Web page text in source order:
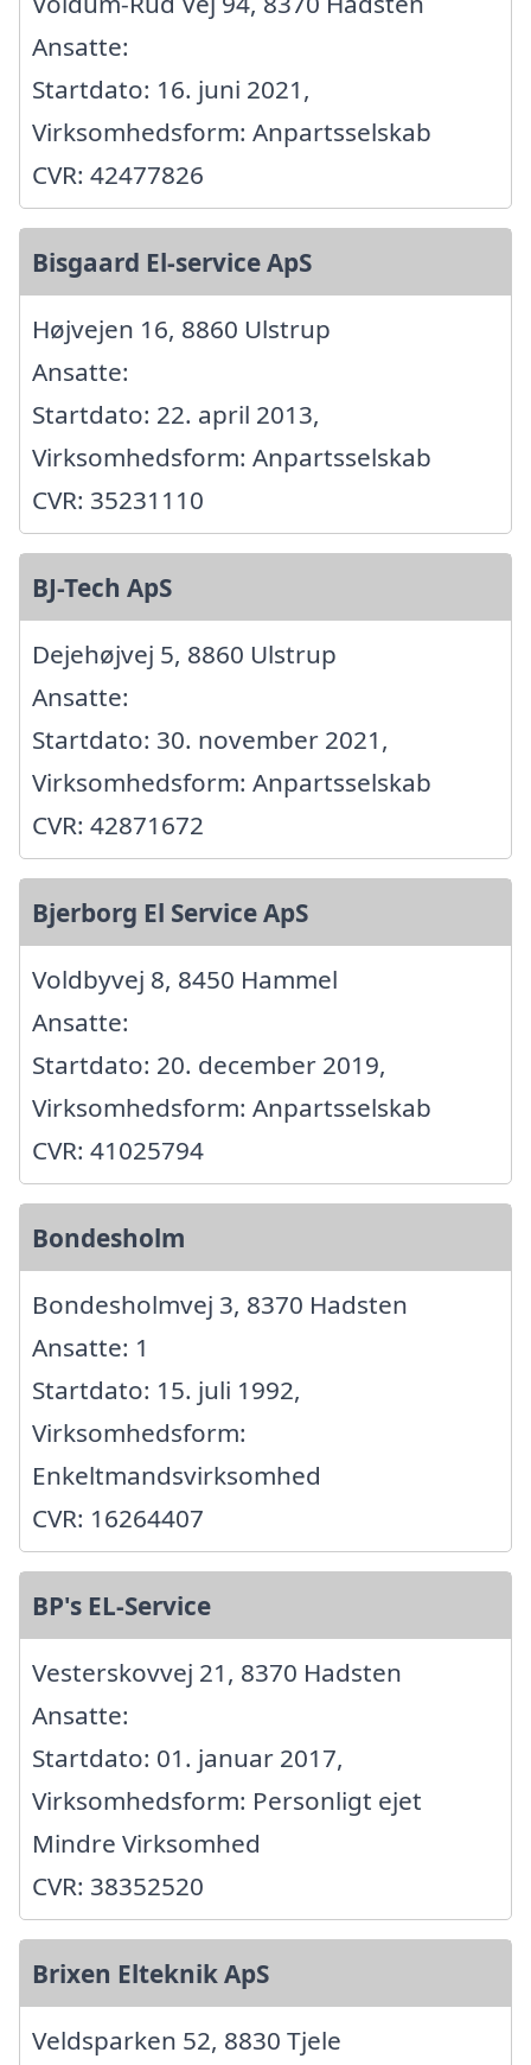
Ansatte:
Startdato: 16. juni 2021,
Virksomhedsform: Anpartsselskab
CVR: 42477826
Bisgaard El-service ApS
Højvejen 16, 8860 Ulstrup
Ansatte:
Startdato: 22. april 2013,
Virksomhedsform: Anpartsselskab
CVR: 35231110
BJ-Tech ApS
Dejehøjvej 5, 8860 Ulstrup
Ansatte:
Startdato: 30. november 2021,
Virksomhedsform: Anpartsselskab
CVR: 42871672
Bjerborg El Service ApS
Voldbyvej 8, 8450 Hammel
Ansatte:
Startdato: 20. december 2019,
Virksomhedsform: Anpartsselskab
CVR: 41025794
Bondesholm
Bondesholmvej 3, 8370 Hadsten
Ansatte: 1
Startdato: 15. juli 1992,
Virksomhedsform:
Enkeltmandsvirksomhed
CVR: 16264407
BP's EL-Service
Vesterskovvej 21, 8370 Hadsten
Ansatte:
Startdato: 01. januar 2017,
Virksomhedsform: Personligt ejet
Mindre Virksomhed
CVR: 38352520
Brixen Elteknik ApS
Veldsparken 52, 8830 Tjele